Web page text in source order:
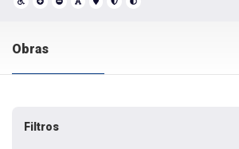
Obras
Filtros